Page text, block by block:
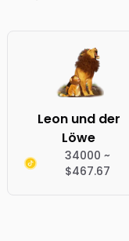
Leon und der
Löwe
34000 ~
$467.67